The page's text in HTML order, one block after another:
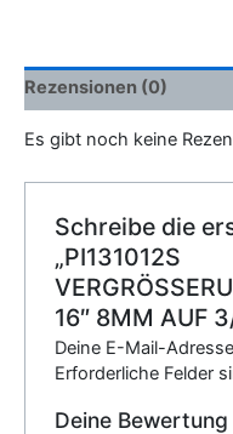
Rezensionen (0)
Es gibt noch keine
Schreibe die
„PI131012S
16″ 8MM AUF
Deine E-Mail-
Erforderliche Felder
Deine Bewertung